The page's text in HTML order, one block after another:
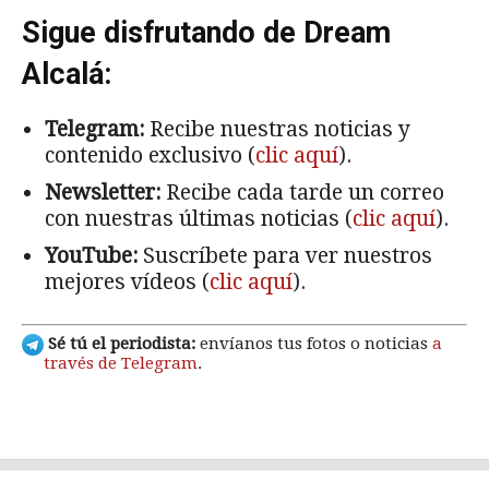
Sigue disfrutando de Dream
Alcalá:
Telegram: Recibe nuestras noticias y
contenido exclusivo (clic aquí).
Newsletter: Recibe cada tarde un correo
con nuestras últimas noticias (clic aquí).
YouTube: Suscríbete para ver nuestros
mejores vídeos (clic aquí).
Sé tú el periodista: envíanos tus fotos o noticias a
través de Telegram.